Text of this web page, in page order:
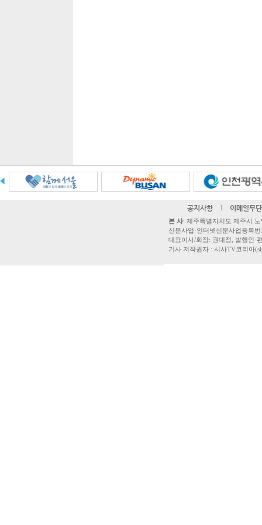
공지사항 l 이메일무
본 사: 제주특별자치도 제주시
신문사업·인터넷신문사업등록
대표이사/회장: 권대정, 발행인·
기사 저작권자 : 시사TV코리아